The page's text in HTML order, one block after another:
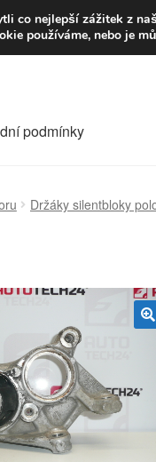
podmínky
Držáky silentbloky
co nejlepší zážitek z
používáme, nebo je